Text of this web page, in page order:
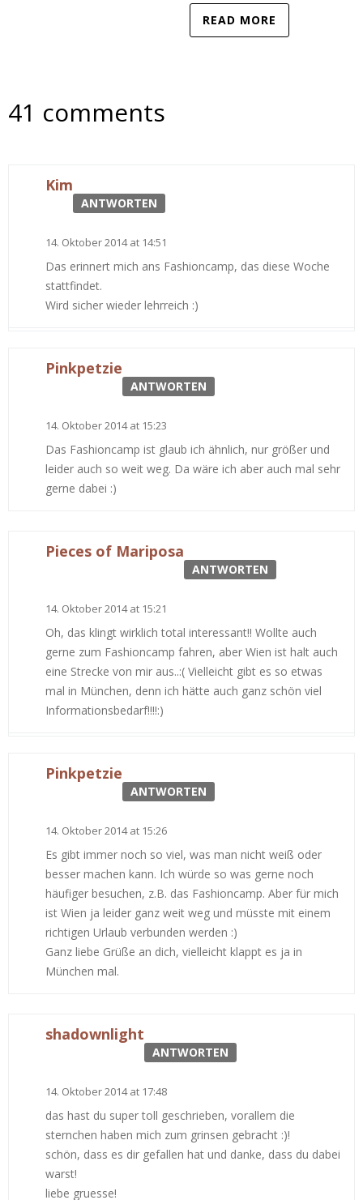
READ MORE
41 comments
Kim
ANTWORTEN
14. Oktober 2014 at 14:51
Das erinnert mich ans Fashioncamp, das diese Woche
stattfindet.
Wird sicher wieder lehrreich :)
Pinkpetzie
ANTWORTEN
14. Oktober 2014 at 15:23
Das Fashioncamp ist glaub ich ähnlich, nur größer und
leider auch so weit weg. Da wäre ich aber auch mal sehr
gerne dabei :)
Pieces of Mariposa
ANTWORTEN
14. Oktober 2014 at 15:21
Oh, das klingt wirklich total interessant!! Wollte auch
gerne zum Fashioncamp fahren, aber Wien ist halt auch
eine Strecke von mir aus..:( Vielleicht gibt es so etwas
mal in München, denn ich hätte auch ganz schön viel
Informationsbedarf!!!!:)
Pinkpetzie
ANTWORTEN
14. Oktober 2014 at 15:26
Es gibt immer noch so viel, was man nicht weiß oder
besser machen kann. Ich würde so was gerne noch
häufiger besuchen, z.B. das Fashioncamp. Aber für mich
ist Wien ja leider ganz weit weg und müsste mit einem
richtigen Urlaub verbunden werden :)
Ganz liebe Grüße an dich, vielleicht klappt es ja in
München mal.
shadownlight
ANTWORTEN
14. Oktober 2014 at 17:48
das hast du super toll geschrieben, vorallem die
sternchen haben mich zum grinsen gebracht :)!
schön, dass es dir gefallen hat und danke, dass du dabei
warst!
liebe gruesse!